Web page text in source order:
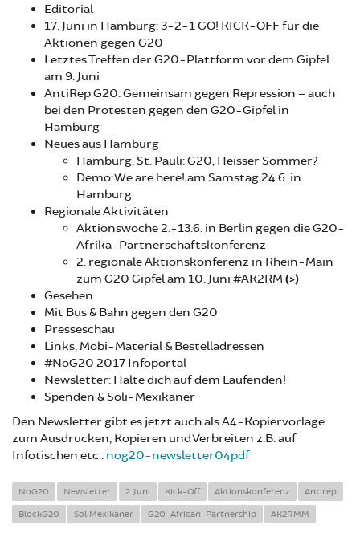
Editorial
17. Juni in Hamburg: 3-2-1 GO! KICK-OFF für die
Aktionen gegen G20
Letztes Treffen der G20-Plattform vor dem Gipfel
am 9. Juni
AntiRep G20: Gemeinsam gegen Repression – auch
bei den Protesten gegen den G20-Gipfel in
Hamburg
Neues aus Hamburg
Hamburg, St. Pauli: G20, Heisser Sommer?
Demo: We are here! am Samstag 24.6. in
Hamburg
Regionale Aktivitäten
Aktionswoche 2.-13.6. in Berlin gegen die G20-
Afrika-Partnerschaftskonferenz
2. regionale Aktionskonferenz in Rhein-Main
zum G20 Gipfel am 10. Juni #AK2RM (>)
Gesehen
Mit Bus & Bahn gegen den G20
Presseschau
Links, Mobi-Material & Bestelladressen
#NoG20 2017 Infoportal
Newsletter: Halte dich auf dem Laufenden!
Spenden & Soli-Mexikaner
Den Newsletter gibt es jetzt auch als A4-Kopiervorlage
zum Ausdrucken, Kopieren und Verbreiten z.B. auf
Infotischen etc.: nog20-newsletter04pdf
NoG20 Newsletter 2. Juni Kick-Off Aktionskonferenz Antirep
BlockG20 SoliMexikaner G20-African-Partnership AK2RMM